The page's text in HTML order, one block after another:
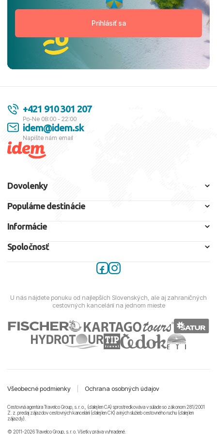
+421 910 301 207
Po-Ne 08:00 - 22:00
idem@idem.sk
Napíšte nám email
Dovolenky
Populárne destinácie
Informácie
Spoločnosť
U nás nájdete ponuku od najlepších Slovenských, ale aj zahraničných
cestovných kancelárií na jednom mieste
Všeobecné podmienky Ochrana osobných údajov
Cestovná agentúra Travelco Group, s. r. o., (ďalej len CA) sprostredkováva v súlade so zákonom 281/2001
Z. z. predaj zájazdov cestovných kancelárii (ďalej len CK) a iných služieb cestovného ruchu (ďalej len
zájazdy).
© 2011-2026 Travelco Group, s. r. o. Všetky práva vyhradené.